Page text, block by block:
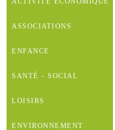
ASSOCIATIONS
ENFANCE
SANTÉ - SOCIAL
LOISIRS
ENVIRONNEMENT